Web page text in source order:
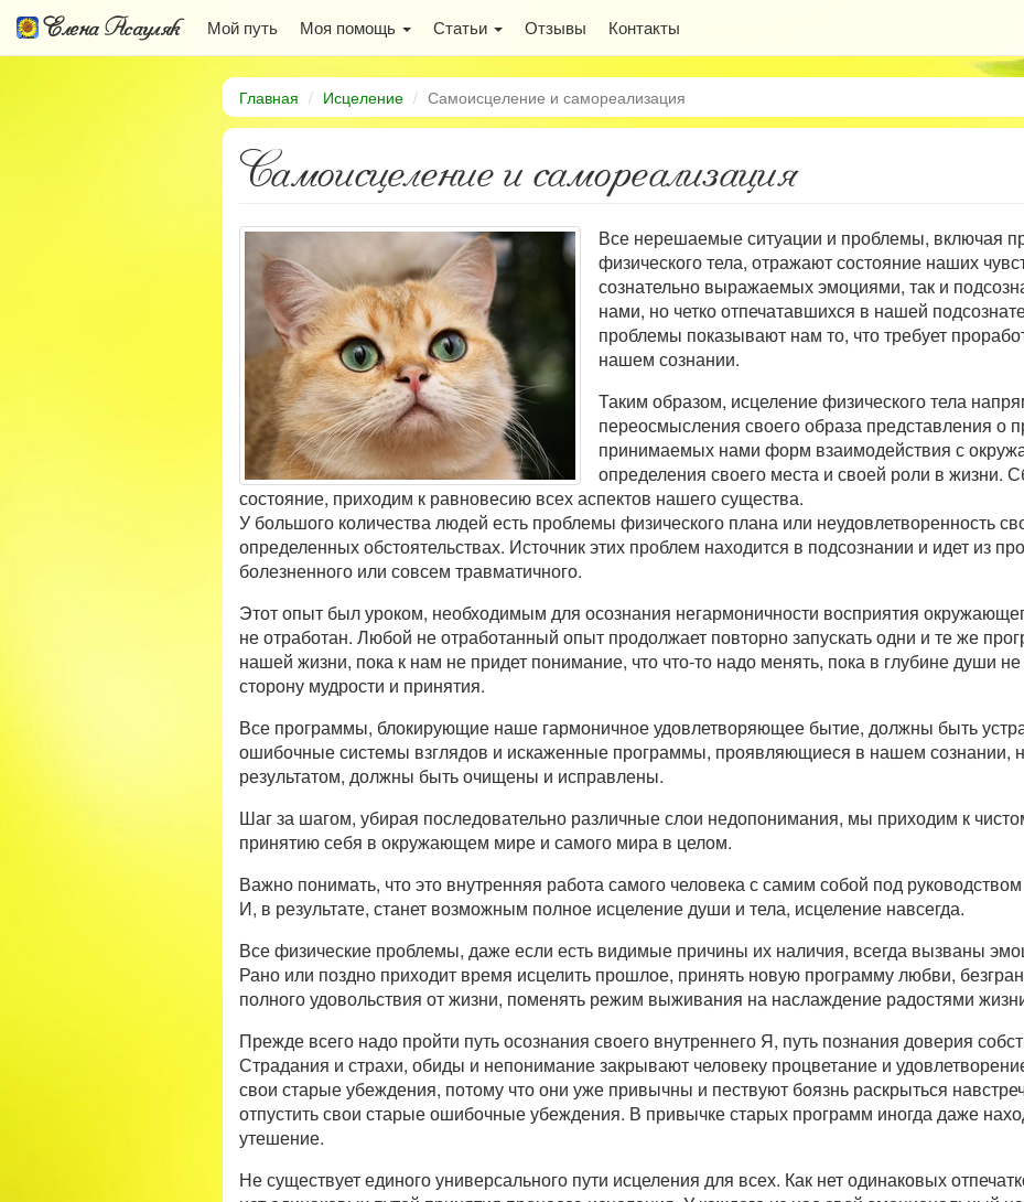
Елена Асауляк Мой путь Моя помощь Статьи Отзывы Контакты
Главная Исцеление Самоисцеление и самореализация
Самоисцеление и самореализация
Все нерешаемые ситуации и проблемы, включая
физического тела, отражают состояние наших
сознательно выражаемых эмоциями, так и
нами, но четко отпечатавшихся в нашей
проблемы показывают нам то, что требует
нашем сознании.
Таким образом, исцеление физического тела
переосмысления своего образа представления о
принимаемых нами форм взаимодействия с
определения своего места и своей роли в жизни.
состояние, приходим к равновесию всех аспектов нашего существа.
У большого количества людей есть проблемы физического плана или неудовлетворенность
определенных обстоятельствах. Источник этих проблем находится в подсознании и идет из
болезненного или совсем травматичного.
Этот опыт был уроком, необходимым для осознания негармоничности восприятия
не отработан. Любой не отработанный опыт продолжает повторно запускать одни и те же
нашей жизни, пока к нам не придет понимание, что что-то надо менять, пока в глубине души
сторону мудрости и принятия.
Все программы, блокирующие наше гармоничное удовлетворяющее бытие, должны быть
ошибочные системы взглядов и искаженные программы, проявляющиеся в нашем сознании,
результатом, должны быть очищены и исправлены.
Шаг за шагом, убирая последовательно различные слои недопонимания, мы приходим к
принятию себя в окружающем мире и самого мира в целом.
Важно понимать, что это внутренняя работа самого человека с самим собой под
И, в результате, станет возможным полное исцеление души и тела, исцеление навсегда.
Все физические проблемы, даже если есть видимые причины их наличия, всегда вызваны
Рано или поздно приходит время исцелить прошлое, принять новую программу любви,
полного удовольствия от жизни, поменять режим выживания на наслаждение радостями
Прежде всего надо пройти путь осознания своего внутреннего Я, путь познания доверия
Страдания и страхи, обиды и непонимание закрывают человеку процветание и
свои старые убеждения, потому что они уже привычны и пествуют боязнь раскрыться
отпустить свои старые ошибочные убеждения. В привычке старых программ иногда даже
утешение.
Не существует единого универсального пути исцеления для всех. Как нет одинаковых